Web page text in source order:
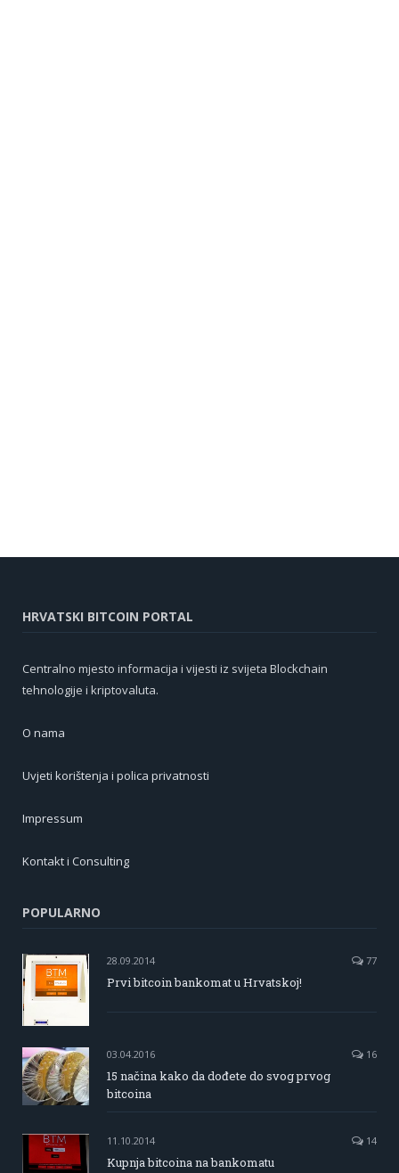
HRVATSKI BITCOIN PORTAL
Centralno mjesto informacija i vijesti iz svijeta Blockchain
tehnologije i kriptovaluta.
O nama
Uvjeti korištenja i polica privatnosti
Impressum
Kontakt i Consulting
POPULARNO
28.09.2014 77
Prvi bitcoin bankomat u Hrvatskoj!
03.04.2016 16
15 načina kako da dođete do svog prvog
bitcoina
11.10.2014 14
Kupnja bitcoina na bankomatu